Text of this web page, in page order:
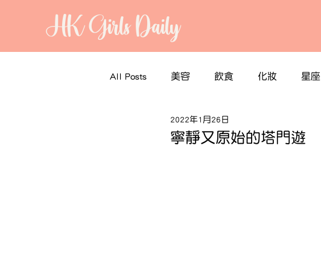
HK Girls Daily
All Posts 美容 飲食 化妝 星座
寧靜又原始的塔門遊
2022年1月26日